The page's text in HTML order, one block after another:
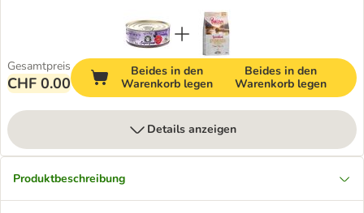
Gesamtpreis
CHF 0.00
Beides in den
Warenkorb legen
Beides in den
Warenkorb legen
Details anzeigen
Produktbeschreibung